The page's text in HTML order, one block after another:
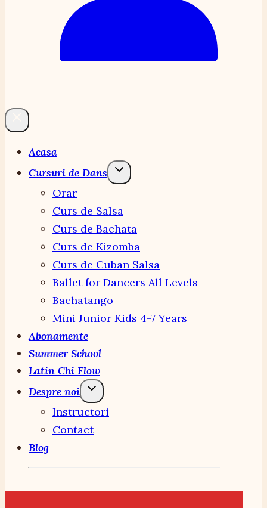
Acasa
Cursuri de Dans
Orar
Curs de Salsa
Curs de Bachata
Curs de Kizomba
Curs de Cuban Salsa
Ballet for Dancers All Levels
Bachatango
Mini Junior Kids 4-7 Years
Abonamente
Summer School
Latin Chi Flow
Despre noi
Instructori
Contact
Blog